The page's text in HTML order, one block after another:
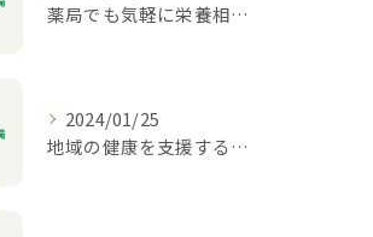
薬局でも気軽に栄養相談ができる！
2024/01/25
地域の健康を支援する薬局｜栄養相談や介護相談も対応